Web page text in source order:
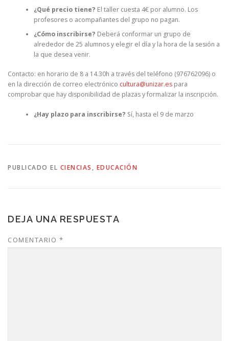
¿Qué precio tiene? El taller cuesta 4€ por alumno. Los
profesores o acompañantes del grupo no pagan.
¿Cómo inscribirse? Deberá conformar un grupo de
alrededor de 25 alumnos y elegir el día y la hora de la sesión a
la que desea venir.
Contacto: en horario de 8 a 14.30h a través del teléfono (976762096) o
en la dirección de correo electrónico cultura@unizar.es para
comprobar que hay disponibilidad de plazas y formalizar la inscripción.
¿Hay plazo para inscribirse? Sí, hasta el 9 de marzo
PUBLICADO EL CIENCIAS , EDUCACIÓN
DEJA UNA RESPUESTA
COMENTARIO *